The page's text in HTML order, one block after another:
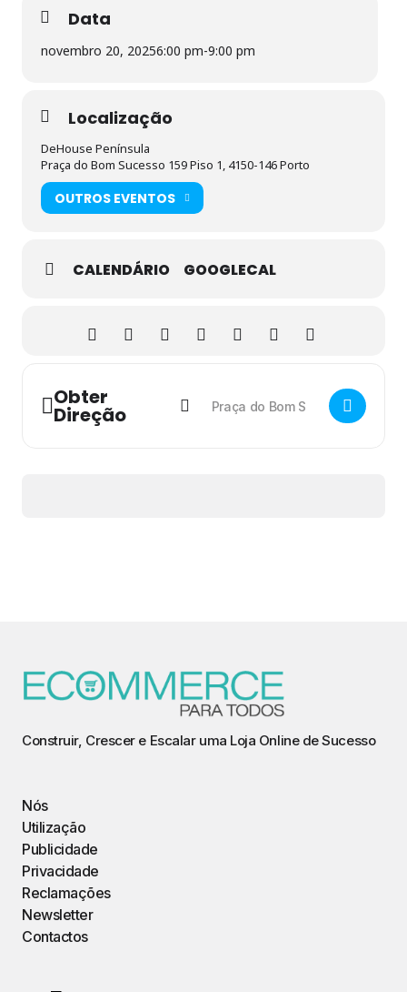
com um espaço dedicado ao networking num cenário
inspirador no Porto.
Data
novembro 20, 20256:00 pm-9:00 pm
Localização
DeHouse Península
Praça do Bom Sucesso 159 Piso 1, 4150-146 Porto
OUTROS EVENTOS
CALENDÁRIO GOOGLECAL
Obter
Direção
Construir, Crescer e Escalar uma Loja Online de Sucesso
Nós
Utilização
Publicidade
Privacidade
Reclamações
Newsletter
Contactos